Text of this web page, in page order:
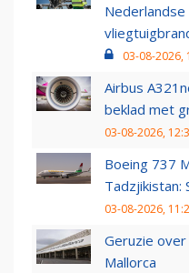
03-08-2026,
Airbus
beklad met
03-08-2026,
Boeing 737
Tadzjikistan:
03-08-2026,
Geruzie
Mallorca